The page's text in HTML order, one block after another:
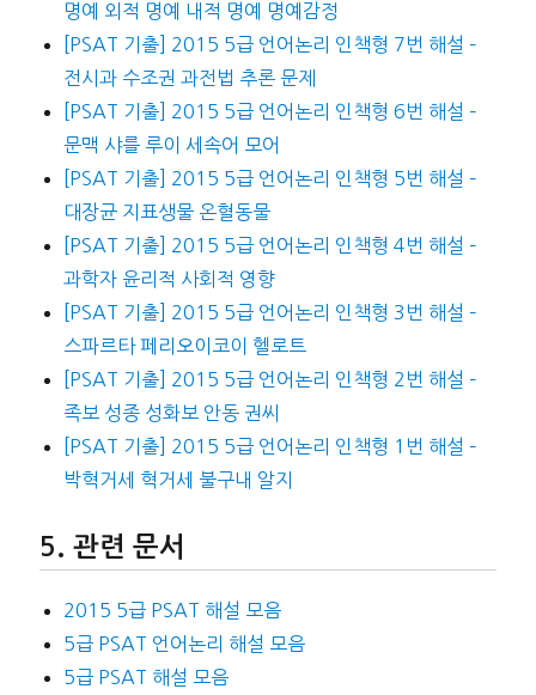
명예 외적 명예 내적 명예 명예감정
[PSAT 기출] 2015 5급 언어논리 인책형 7번 해설 –
전시과 수조권 과전법 추론 문제
[PSAT 기출] 2015 5급 언어논리 인책형 6번 해설 –
문맥 샤를 루이 세속어 모어
[PSAT 기출] 2015 5급 언어논리 인책형 5번 해설 –
대장균 지표생물 온혈동물
[PSAT 기출] 2015 5급 언어논리 인책형 4번 해설 –
과학자 윤리적 사회적 영향
[PSAT 기출] 2015 5급 언어논리 인책형 3번 해설 –
스파르타 페리오이코이 헬로트
[PSAT 기출] 2015 5급 언어논리 인책형 2번 해설 –
족보 성종 성화보 안동 권씨
[PSAT 기출] 2015 5급 언어논리 인책형 1번 해설 –
박혁거세 혁거세 불구내 알지
관련 문서
2015 5급 PSAT 해설 모음
5급 PSAT 언어논리 해설 모음
5급 PSAT 해설 모음